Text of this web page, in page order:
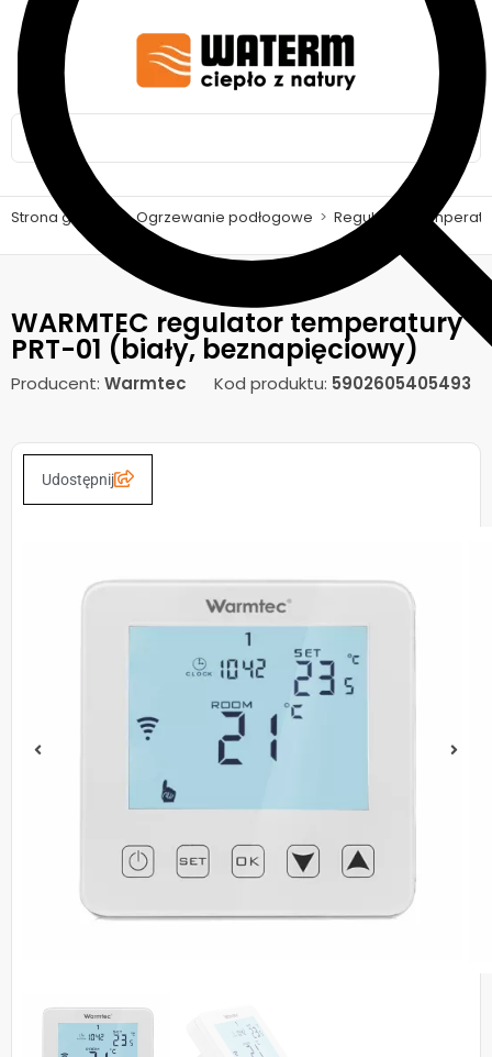
Strona główna > Ogrzewanie podłogowe > Regulatory
WARMTEC regulator temperatury
PRT-01 (biały, beznapięciowy)
Producent: Warmtec Kod produktu: 5902605405493
Udostępnij